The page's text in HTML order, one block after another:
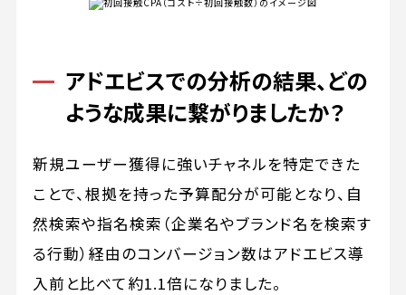
アドエビスでの分析の結果、どの
ような成果に繋がりましたか？
新規ユーザー獲得に強いチャネルを特定できた
ことで、根拠を持った予算配分が可能となり、自
然検索や指名検索（企業名やブランド名を検索す
る行動）経由のコンバージョン数はアドエビス導
入前と比べて約1.1倍になりました。